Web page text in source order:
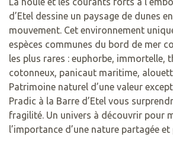
d’Etel dessine un paysage de dunes
mouvement. Cet environnement
espèces communes du bord de mer
les plus rares : euphorbe, immortelle,
cotonneux, panicaut maritime,
Patrimoine naturel d’une valeur
Pradic à la Barre d’Etel vous
fragilité. Un univers à découvrir pour
l’importance d’une nature partagée et